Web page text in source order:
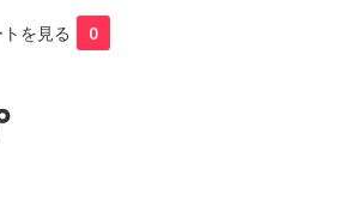
を見る 0